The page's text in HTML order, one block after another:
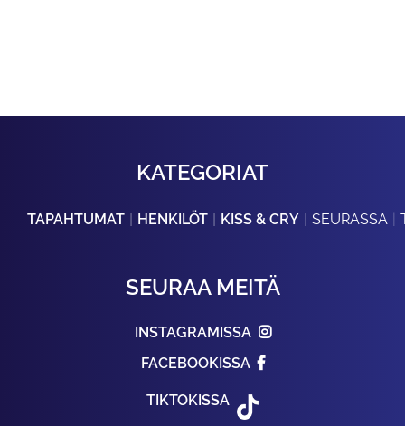
KATEGORIAT
TAPAHTUMAT HENKILÖT KISS & CRY SEURASSA
SEURAA MEITÄ
INSTAGRAMISSA
FACEBOOKISSA
TIKTOKISSA